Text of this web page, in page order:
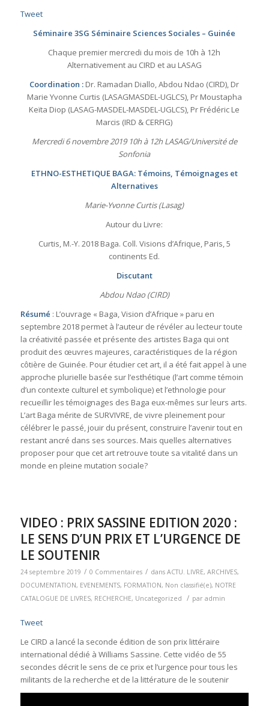
Tweet
Séminaire 3SG Séminaire Sciences Sociales – Guinée
Chaque premier mercredi du mois de 10h à 12h
Alternativement au CIRD et au LASAG
Coordination : Dr. Ramadan Diallo, Abdou Ndao (CIRD), Dr
Marie Yvonne Curtis (LASAGMASDEL-UGLCS), Pr Moustapha
Keïta Diop (LASAG-MASDEL-MASDEL-UGLCS), Pr Frédéric Le
Marcis (IRD & CERFIG)
Mercredi 6 novembre 2019 10h à 12h LASAG/Université de
Sonfonia
ETHNO-ESTHETIQUE BAGA: Témoins, Témoignages et
Alternatives
Marie-Yvonne Curtis (Lasag)
Autour du Livre:
Curtis, M.-Y. 2018 Baga. Coll. Visions d’Afrique, Paris, 5
continents Ed.
Discutant
Abdou Ndao (CIRD)
Résumé : L’ouvrage « Baga, Vision d’Afrique » paru en
septembre 2018 permet à l’auteur de révéler au lecteur toute
la créativité passée et présente des artistes Baga qui ont
produit des œuvres majeures, caractéristiques de la région
côtière de Guinée. Pour étudier cet art, il a été fait appel à une
approche plurielle basée sur l’esthétique (l’art comme témoin
d’un contexte culturel et symbolique) et l’ethnologie pour
recueillir les témoignages des Baga eux-mêmes sur leurs arts.
L’art Baga mérite de SURVIVRE, de vivre pleinement pour
célébrer le passé, jouir du présent, construire l’avenir tout en
restant ancré dans ses sources. Mais quelles alternatives
proposer pour que cet art retrouve toute sa vitalité dans un
monde en pleine mutation sociale?
VIDEO : PRIX SASSINE EDITION 2020 :
LE SENS D’UN PRIX ET L’URGENCE DE
LE SOUTENIR
24 septembre 2019 / 0 Commentaires / dans ACTU. LIVRE, ARCHIVES,
DOCUMENTATION, EVENEMENTS, FORMATION, Non classifié(e), NOTRE
CATALOGUE DE LIVRES, RECHERCHE, Uncategorized / par admin
Tweet
Le CIRD a lancé la seconde édition de son prix littéraire
international dédié à Williams Sassine. Cette vidéo de 55
secondes décrit le sens de ce prix et l’urgence pour tous les
militants de la recherche et de la littérature de le soutenir